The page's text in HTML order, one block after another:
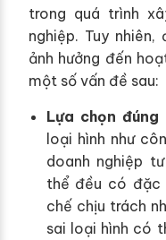
trong quá trình
nghiệp. Tuy
ảnh hưởng đến
một số vấn đề sau:
Lựa chọn đúng
loại hình như
doanh nghiệp
thể đều có đặc
chế chịu trách
sai loại hình có